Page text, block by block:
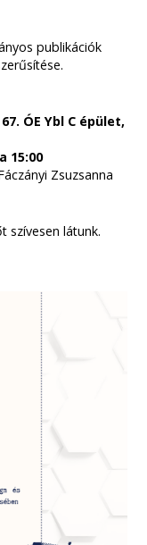
publikációk
ÓE Ybl C épület,
15:00
Zsuzsanna
szívesen látunk.